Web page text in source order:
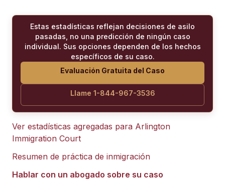
Estas estadísticas reflejan decisiones de asilo
pasadas, no una predicción de ningún caso
individual. Sus opciones dependen de los hechos
específicos de su caso.
Evaluación Gratuita del Caso
Llame 1-844-967-3536
Ver estadísticas agregadas para Arlington
Immigration Court
Resumen de práctica de inmigración
Hablar con un abogado sobre su caso